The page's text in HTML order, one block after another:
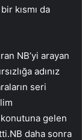
kısmı da
NB’yi arayan
adınız
seri
gelen
daha sonra